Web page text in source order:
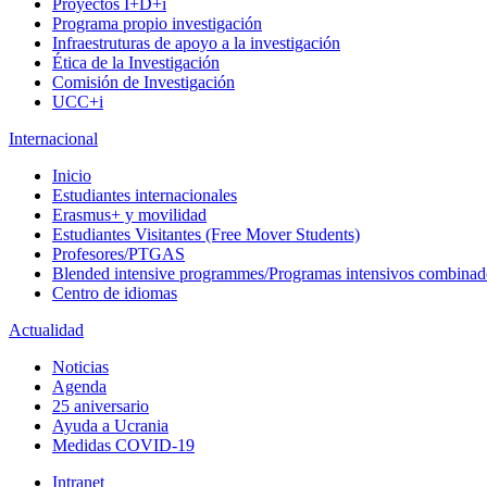
Proyectos I+D+i
Programa propio investigación
Infraestruturas de apoyo a la investigación
Ética de la Investigación
Comisión de Investigación
UCC+i
Internacional
Inicio
Estudiantes internacionales
Erasmus+ y movilidad
Estudiantes Visitantes (Free Mover Students)
Profesores/PTGAS
Blended intensive programmes/Programas intensivos
Centro de idiomas
Actualidad
Noticias
Agenda
25 aniversario
Ayuda a Ucrania
Medidas COVID-19
Intranet